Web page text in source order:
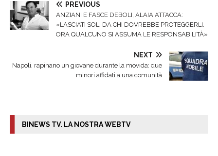
PREVIOUS
ANZIANI E FASCE DEBOLI, ALAIA ATTACCA:
«LASCIATI SOLI DA CHI DOVREBBE PROTEGGERLI.
ORA QUALCUNO SI ASSUMA LE RESPONSABILITÀ»
NEXT
Napoli, rapinano un giovane durante la movida: due
minori affidati a una comunità
BINEWS TV. LA NOSTRA WEBTV